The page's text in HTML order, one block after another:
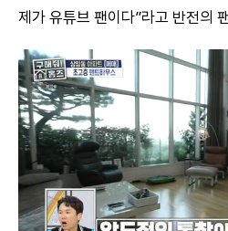
제가 유튜브 팬이다”라고 반전의